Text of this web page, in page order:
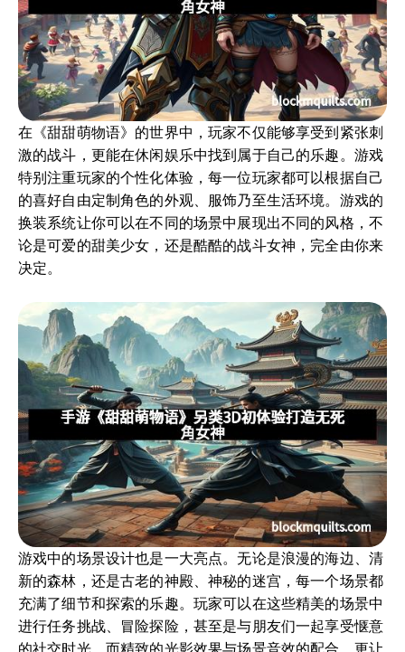
在《甜甜萌物语》的世界中，玩家不仅能够享受到紧张刺
激的战斗，更能在休闲娱乐中找到属于自己的乐趣。游戏
特别注重玩家的个性化体验，每一位玩家都可以根据自己
的喜好自由定制角色的外观、服饰乃至生活环境。游戏的
换装系统让你可以在不同的场景中展现出不同的风格，不
论是可爱的甜美少女，还是酷酷的战斗女神，完全由你来
决定。
游戏中的场景设计也是一大亮点。无论是浪漫的海边、清
新的森林，还是古老的神殿、神秘的迷宫，每一个场景都
充满了细节和探索的乐趣。玩家可以在这些精美的场景中
进行任务挑战、冒险探险，甚至是与朋友们一起享受惬意
的社交时光。而精致的光影效果与场景音效的配合，更让